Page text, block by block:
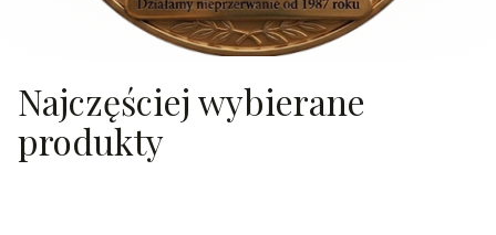
Najczęściej wybierane
produkty